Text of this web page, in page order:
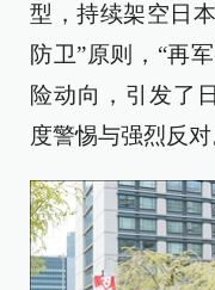
型，持续架空日
防卫”原则，“再
险动向，引发了
度警惕与强烈反对